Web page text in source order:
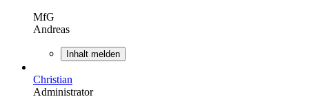
MfG
Andreas
Inhalt melden
Christian
Administrator